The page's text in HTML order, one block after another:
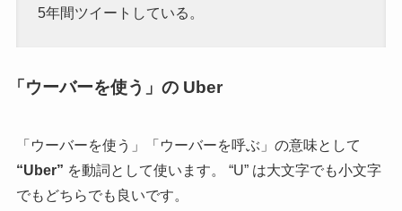
5年間ツイートしている。
「ウーバーを使う」の Uber
「ウーバーを使う」「ウーバーを呼ぶ」の意味として
“Uber” を動詞として使います。 “U” は大文字でも小文字
でもどちらでも良いです。